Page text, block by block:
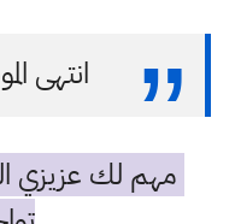
انتهى
مهم لك عزيزي